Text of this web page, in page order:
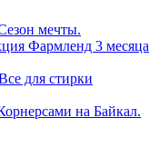
мечты.
Фармленд 3 месяца
для стирки
на Байкал.